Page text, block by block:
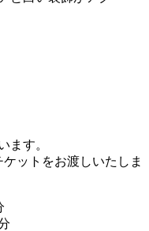
ます。
ットをお渡しいたしま